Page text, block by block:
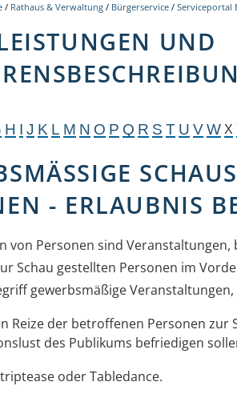
/ Rathaus & Verwaltung / Bürgerservice /Serviceportal
UND
H I J K L M N O P Q R S T U V W X
- ERLAUBNIS
von Personen sind
Schau gestellten Personen im
gewerbsmäßige Veranstaltungen,
Reize der betroffenen Personen zur
des Publikums befriedigen
oder Tabledance.